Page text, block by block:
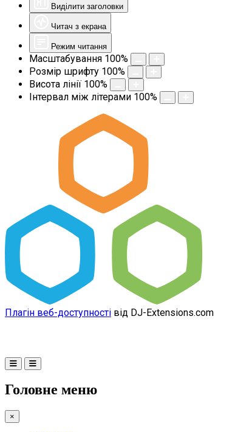
Виділити заголовки
Читач з екрана
Режим читання
Масштабування 100%
Розмір шрифту 100%
Висота лінії 100%
Інтервал між літерами 100%
Плагін веб-доступності від DJ-Extensions.com
Головне меню
×